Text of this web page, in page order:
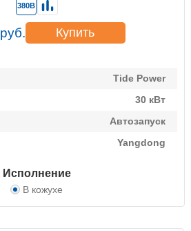
Tide Power
30 кВт
Автозапуск
Yangdong
Исполнение
В кожухе
380В
руб. Купить